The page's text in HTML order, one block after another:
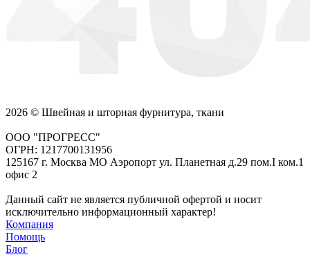
2026 © Швейная и шторная фурнитура, ткани
ООО "ПРОГРЕСС"
ОГРН: 1217700131956
125167 г. Москва МО Аэропорт ул. Планетная д.29 пом.I ком.1
офис 2
Данный сайт не является публичной офертой и носит
исключительно информационный характер!
Компания
Помощь
Блог